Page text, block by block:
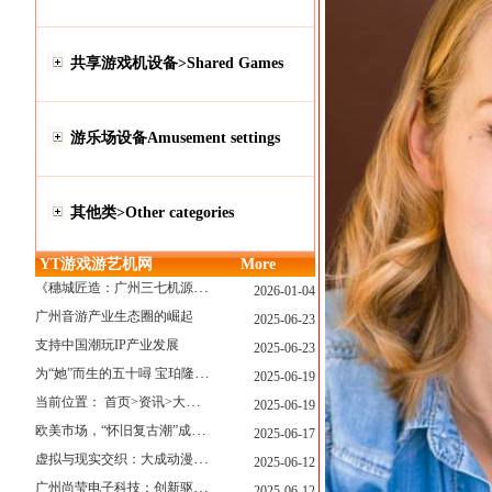
共享游戏机设备>Shared Games
游乐场设备Amusement settings
其他类>Other categories
YT游戏游艺机网
More
《穗城匠造：广州三七机源头的工厂店密码》
2026-01-04
广州音游产业生态圈的崛起
2025-06-23
支持中国潮玩IP产业发展
2025-06-23
为“她”而生的五十噚 宝珀隆重推出全新五十噚女士潜水腕表 2025-06-19
当前位置： 首页>资讯>大型游戏展览和新游戏厅6月大温揭幕 大型游戏展览和新游戏厅6月大温揭幕 2025-06-19
欧美市场，“怀旧复古潮”成今年爆火！ 2025-06-17
虚拟与现实交织：大成动漫如何用"数字工匠精神"重塑游艺产业价值生态 2025-06-12
广州尚莹电子科技：创新驱动，引领游艺产业智能化新浪潮